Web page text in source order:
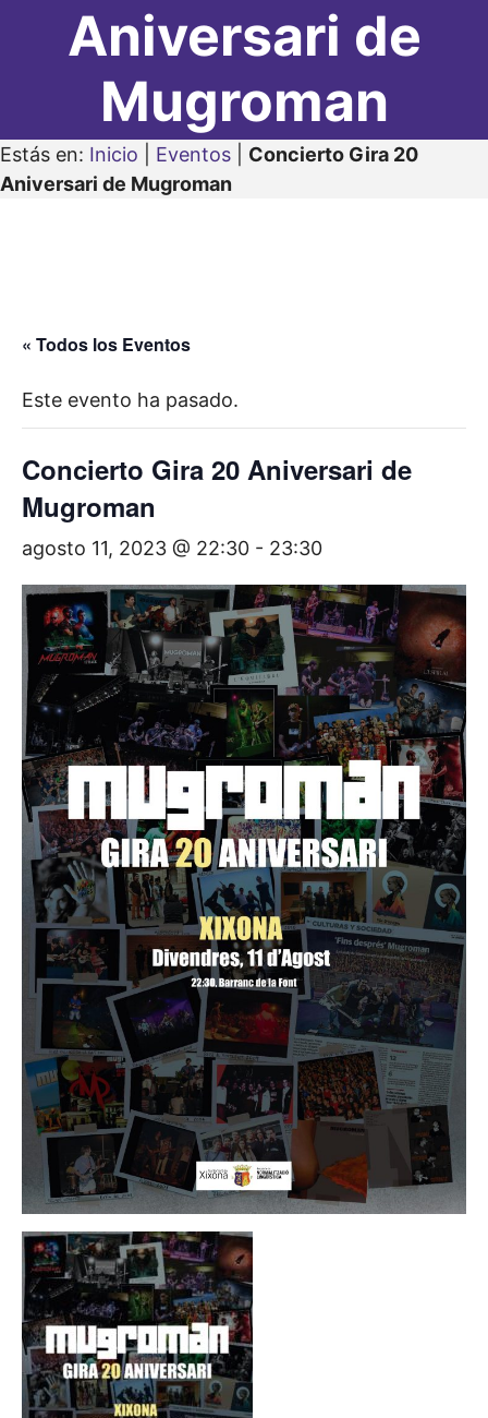
Aniversari de
Mugroman
Estás en: Inicio Eventos
Concierto Gira 20
Aniversari de Mugroman
« Todos los Eventos
Este evento ha pasado.
Concierto Gira 20 Aniversari de
Mugroman
agosto 11, 2023 @ 22:30 - 23:30